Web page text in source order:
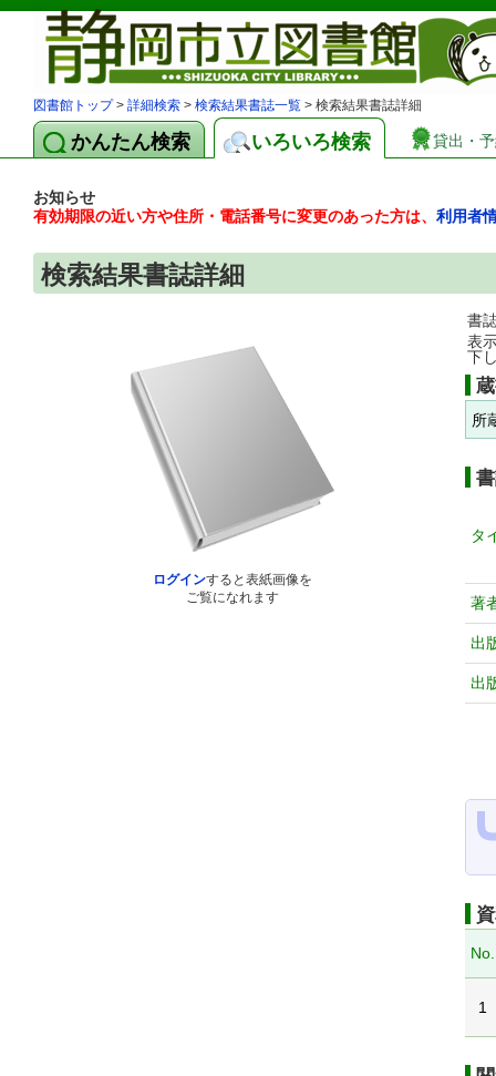
図書館トップ> 詳細検索 > 検索結果書誌一覧 > 検索結果書誌詳細
かんたん検索 いろいろ検索 貸出・
お知らせ
有効期限の近い方や住所・電話番号に変更のあった方は、 利用者
検索結果書誌詳細
ログインすると表紙画像を
ご覧になれます
書
表
下
所
タ
著
出
出
No.
1